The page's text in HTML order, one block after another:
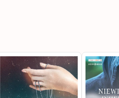
Joanna Chrzanowska,